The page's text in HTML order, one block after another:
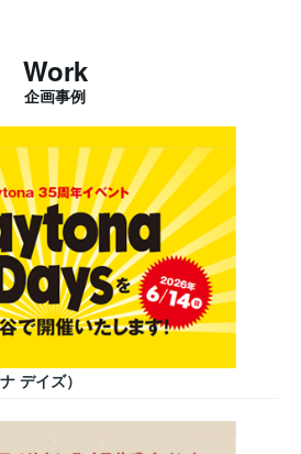
Work
企画事例
デイズ）